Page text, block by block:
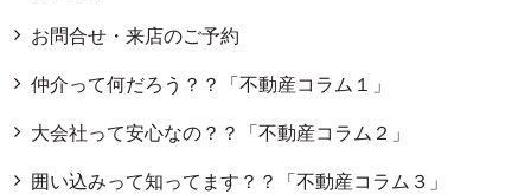
お問合せ・来店のご予約
仲介って何だろう？？「不動産コラム１」
大会社って安心なの？？「不動産コラム２」
囲い込みって知ってます？？「不動産コラム３」